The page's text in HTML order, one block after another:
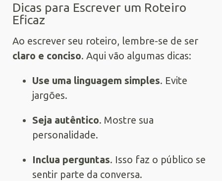
Dicas para Escrever um Roteiro
Eficaz
Ao escrever seu roteiro, lembre-se de ser
claro e conciso. Aqui vão algumas dicas:
Use uma linguagem simples. Evite
jargões.
Seja autêntico. Mostre sua
personalidade.
Inclua perguntas. Isso faz o público se
sentir parte da conversa.